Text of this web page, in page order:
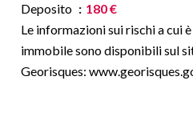
Deposito
180 €
Le informazioni sui rischi a cui
immobile sono disponibili sul
Georisques: